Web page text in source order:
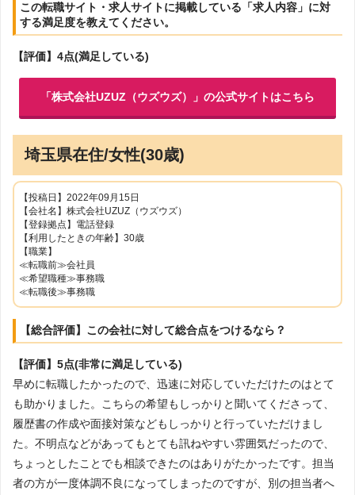
この転職サイト・求人サイトに掲載している「求人内容」に対
する満足度を教えてください。
【評価】4点(満足している)
「株式会社UZUZ（ウズウズ）」の公式サイトはこちら
埼玉県在住/女性(30歳)
【投稿日】2022年09月15日
【会社名】株式会社UZUZ（ウズウズ）
【登録拠点】電話登録
【利用したときの年齢】30歳
【職業】
≪転職前≫会社員
≪希望職種≫事務職
≪転職後≫事務職
【総合評価】この会社に対して総合点をつけるなら？
【評価】5点(非常に満足している)
早めに転職したかったので、迅速に対応していただけたのはとて
も助かりました。こちらの希望もしっかりと聞いてくださって、
履歴書の作成や面接対策などもしっかりと行っていただけまし
た。不明点などがあってもとても訊ねやすい雰囲気だったので、
ちょっとしたことでも相談できたのはありがたかったです。担当
者の方が一度体調不良になってしまったのですが、別の担当者へ